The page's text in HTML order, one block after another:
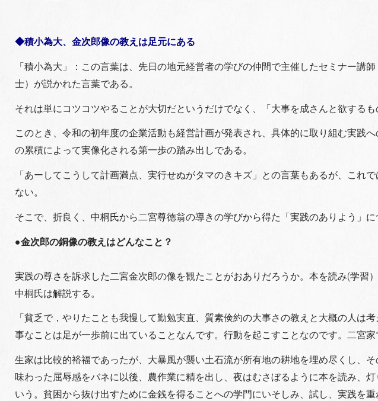
◆積小為大、金次郎像の教えは足元にある
「積小為大」：この言葉は、先日の地元経営者の学びの仲間で主催したセミナー講
士）が説かれた言葉である。
それは単にコツコツやることが大切だというだけでなく、「大事を成さんと欲する
このとき、令和の初年度の企業活動も経営計画が発表され、具体的に取り組む実践
の累積によって実像化される第一歩の踏み出しである。
「あーしてこうして計画満点、実行せぬがタマのきキズ」との言葉もあるが、これ
ない。
そこで、折良く、中桐氏から二宮尊徳翁の導きの学びから得た「実践のありよう」に
●金次郎の銅像の教えはどんなこと？
実践の尊さを訴求した二宮金次郎の像を観たことがおありだろうか。本を読み(学習
中桐氏は解説する。
「貧乏で，やりたことも我慢して勤勉実直、質素倹約の大事さの教えと大概の人は
事なことは足が一歩前に出ていることなんです。行動を起こすことなのです。二宮
生家は比較的裕福であったが、大暴風が襲い土石流が所有地の耕地を埋め尽くし、
味わった屈辱感をバネに以後、農作業に精を出し、夜はむさぼるように本を読み、
いう。貧困から抜け出すために金銭を得ることへの学門にいそしみ、試し、実践を重